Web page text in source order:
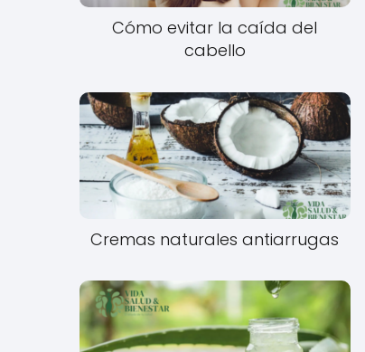
Cómo evitar la caída del
cabello
Cremas naturales antiarrugas